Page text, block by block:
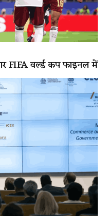
FIFA वर्ल्ड कप फाइनल में